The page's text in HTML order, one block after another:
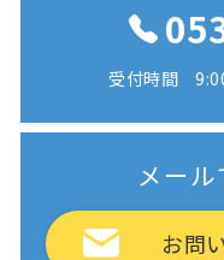
受付時間
メー
お問